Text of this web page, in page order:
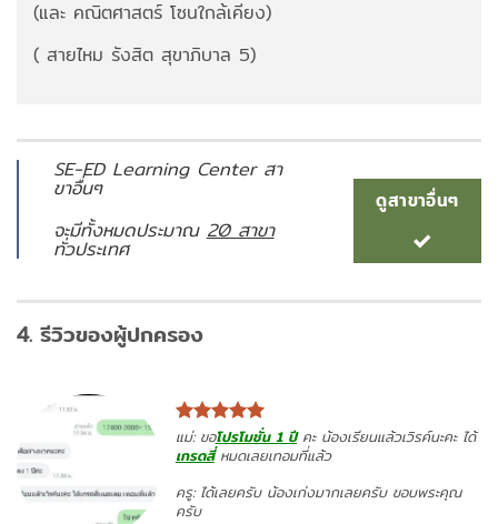
(และ คณิตศาสตร์ โซนใกล้เคียง)
( สายไหม รังสิต สุขาภิบาล 5)
SE-ED Learning Center สา
ขาอื่นๆ
จะมีทั้งหมดประมาณ 20 สาขา
ทั่วประเทศ
ดูสาขาอื่นๆ
4. รีวิวของผู้ปกครอง
แม่: ขอโปรโมชั่น 1 ปีคะ น้องเรียนแล้วเวิรค์นะคะ ได้
เกรดสี่หมดเลยเทอมที่แล้ว
ครู: ได้เลยครับ น้องเก่งมากเลยครับ ขอบพระคุณ
ครับ